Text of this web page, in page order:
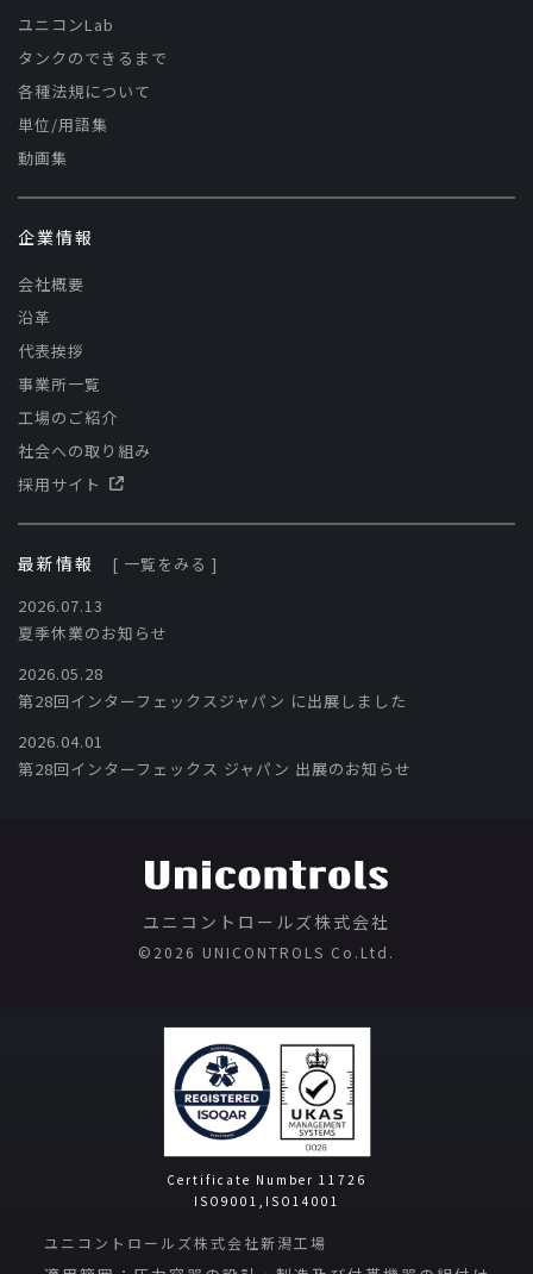
ユニコンLab
タンクのできるまで
各種法規について
単位/用語集
動画集
企業情報
会社概要
沿革
代表挨拶
事業所一覧
工場のご紹介
社会への取り組み
採用サイト
最新情報
[ 一覧をみる ]
2026.07.13
夏季休業のお知らせ
2026.05.28
第28回インターフェックスジャパン に出展しました
2026.04.01
第28回インターフェックス ジャパン 出展のお知らせ
ユニコントロールズ株式会社
©️2026 UNICONTROLS Co.Ltd.
Certificate Number 11726
ISO9001,ISO14001
ユニコントロールズ株式会社新潟工場